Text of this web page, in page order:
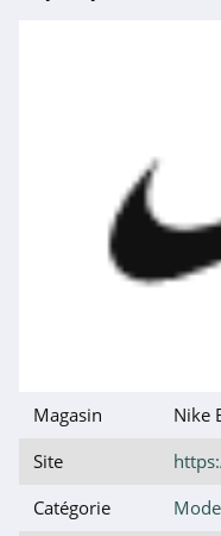
Magasin
Nike
Site
Catégorie
Mode